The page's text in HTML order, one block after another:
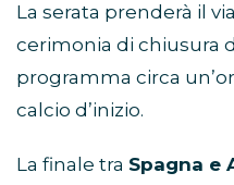
La serata prenderà il via
cerimonia di chiusura
programma circa
calcio d’inizio.
La finale tra Spagna e